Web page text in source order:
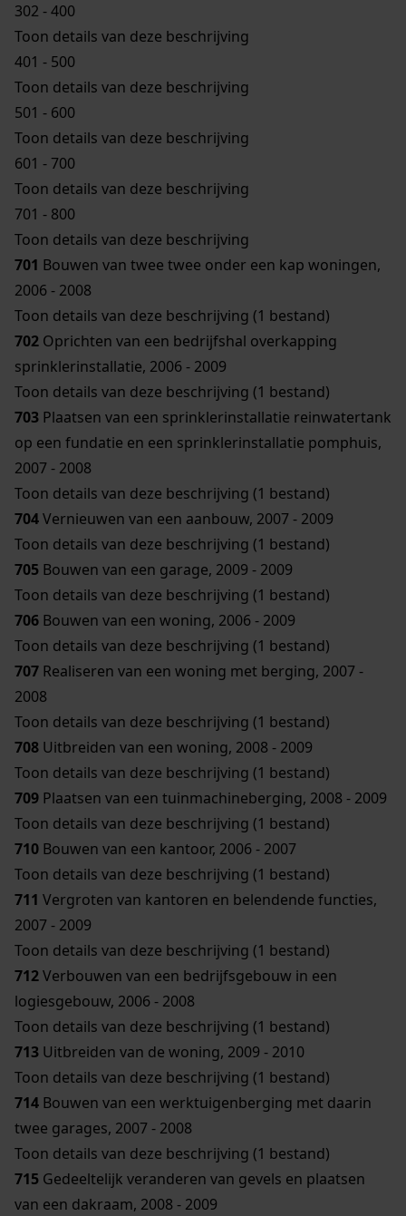
302 - 400
Toon details van deze beschrijving
401 - 500
Toon details van deze beschrijving
501 - 600
Toon details van deze beschrijving
601 - 700
Toon details van deze beschrijving
701 - 800
Toon details van deze beschrijving
701 Bouwen van twee twee onder een kap woningen,
2006 - 2008
Toon details van deze beschrijving (1 bestand)
702 Oprichten van een bedrijfshal overkapping
sprinklerinstallatie, 2006 - 2009
Toon details van deze beschrijving (1 bestand)
703 Plaatsen van een sprinklerinstallatie reinwatertank
op een fundatie en een sprinklerinstallatie pomphuis,
2007 - 2008
Toon details van deze beschrijving (1 bestand)
704Vernieuwen van een aanbouw, 2007 - 2009
Toon details van deze beschrijving (1 bestand)
705 Bouwen van een garage, 2009 - 2009
Toon details van deze beschrijving (1 bestand)
706 Bouwen van een woning, 2006 - 2009
Toon details van deze beschrijving (1 bestand)
707 Realiseren van een woning met berging, 2007 -
2008
Toon details van deze beschrijving (1 bestand)
708 Uitbreiden van een woning, 2008 - 2009
Toon details van deze beschrijving (1 bestand)
709 Plaatsen van een tuinmachineberging, 2008 - 2009
Toon details van deze beschrijving (1 bestand)
710 Bouwen van een kantoor, 2006 - 2007
Toon details van deze beschrijving (1 bestand)
711 Vergroten van kantoren en belendende functies,
2007 - 2009
Toon details van deze beschrijving (1 bestand)
712Verbouwen van een bedrijfsgebouw in een
logiesgebouw, 2006 - 2008
Toon details van deze beschrijving (1 bestand)
713 Uitbreiden van de woning, 2009 - 2010
Toon details van deze beschrijving (1 bestand)
714 Bouwen van een werktuigenberging met daarin
twee garages, 2007 - 2008
Toon details van deze beschrijving (1 bestand)
715 Gedeeltelijk veranderen van gevels en plaatsen
van een dakraam, 2008 - 2009